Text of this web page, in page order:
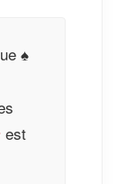
♠
est